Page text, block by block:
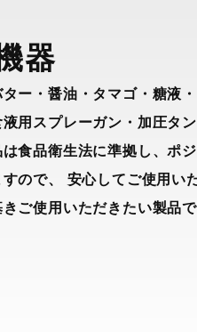
器​
ー・醤油・タマゴ・糖液
用スプレーガン・加圧タ
食品衛生法に準拠し、ポ
すので、 安心してご使用い
ご使用いただきたい製品で